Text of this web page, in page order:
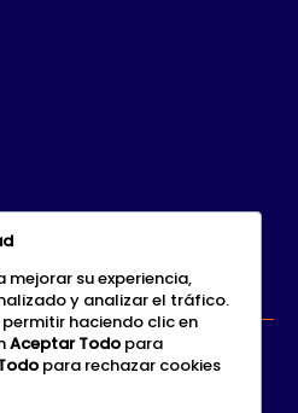
con nosotros para
mejorar su experiencia,
y analizar el tráfico.
haciendo clic en
Aceptar Todo para
para rechazar cookies